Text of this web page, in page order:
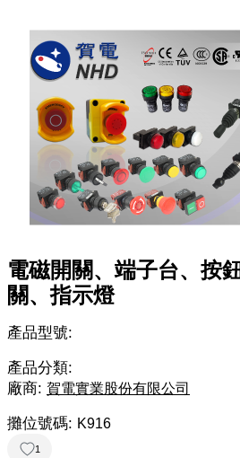
電磁開關、端子台、按
關、指示燈
產品型號:
產品分類:
廠商: 賀電實業股份有限公司
攤位號碼: K916
1